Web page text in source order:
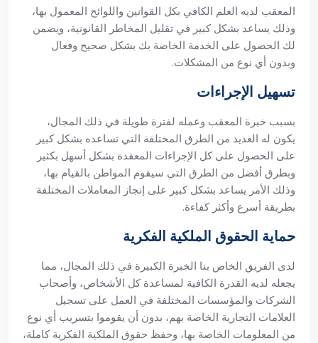
المعقب لديه العلم الكافي بكل القوانين واللوائح المعمول بها،
وذلك يساعد بشكل كبير في تقليل المخاطر القانونية، ويضمن
لك الحصول على الخدمة الخاصة بك بشكل صحيح وفعال
وبدون أي نوع من المشكلات.
تسهيل الإجراءات
بسبب خبرة المعقب وعمله لفترة طويلة في ذلك المجال،
يكون له العديد من الطرق المختلفة التي تساعده بشكل كبير
على الحصول على كل الإجراءات المعقدة بشكل أسهل بكثير
وبطرق أفضل من الطرق التي سيقوم المواطن بالقيام بها،
وذلك الأمر يساعد بشكل كبير على إنجاز المعاملات المختلفة
بطريقة أسرع وأكثر كفاءة.
حماية الحقوق الملكية الفكرية
لدى الفريق الخاص بنا الخبرة الكبيرة في ذلك المجال، مما
يجعله لديه القدرة الكافية لمساعدة كل الأشخاص، وأصحاب
الشركات والمؤسسات المختلفة في العمل على تسجيل
العلامات التجارية الخاصة بهم، بدون أن يقوموا بتسريب أي نوع
من المعلومات الخاصة بها، وحفظ حقوق الملكية الفكرية كاملة،